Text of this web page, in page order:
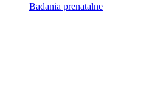
Badania prenatalne